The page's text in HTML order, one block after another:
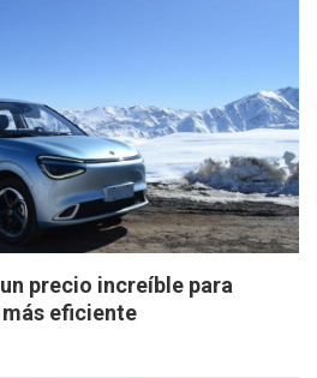
precio increíble para
eficiente